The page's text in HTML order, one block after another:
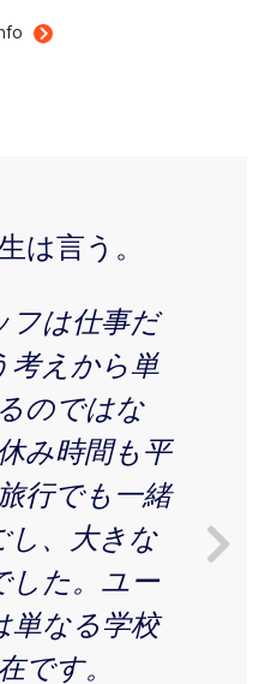
は言う。
フは仕事だ
考えから単
のではな
み時間も平
行でも一緒
し、大きな
した。ユー
単なる学校
です。